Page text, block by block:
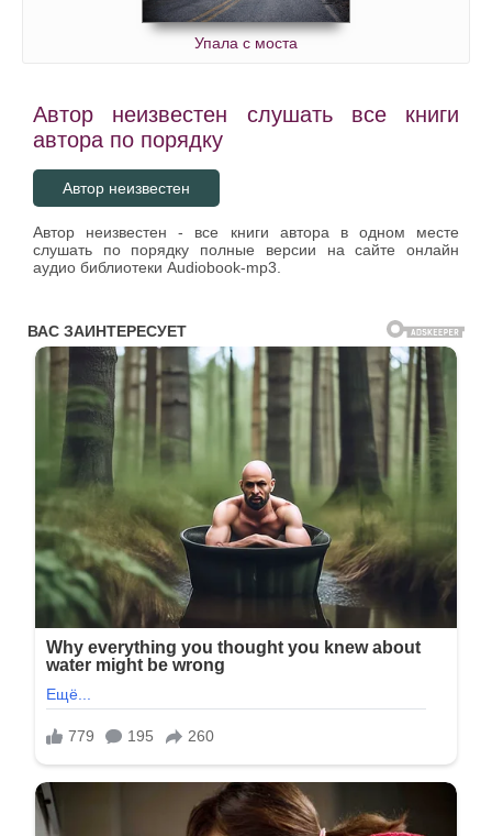
Упала с моста
Автор неизвестен слушать все книги
автора по порядку
Автор неизвестен
Автор неизвестен - все книги автора в одном месте
слушать по порядку полные версии на сайте онлайн
аудио библиотеки Audiobook-mp3.